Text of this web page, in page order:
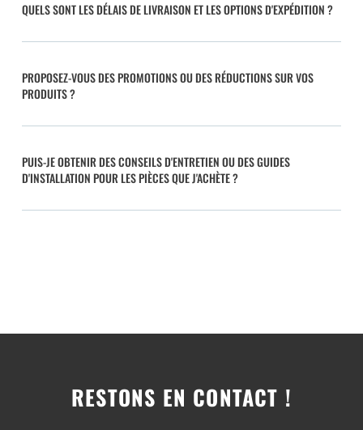
QUELS SONT LES DÉLAIS DE LIVRAISON ET LES OPTIONS D'EXPÉDITION ?
PROPOSEZ-VOUS DES PROMOTIONS OU DES RÉDUCTIONS SUR VOS
PRODUITS ?
PUIS-JE OBTENIR DES CONSEILS D'ENTRETIEN OU DES GUIDES
D'INSTALLATION POUR LES PIÈCES QUE J'ACHÈTE ?
RESTONS EN CONTACT !